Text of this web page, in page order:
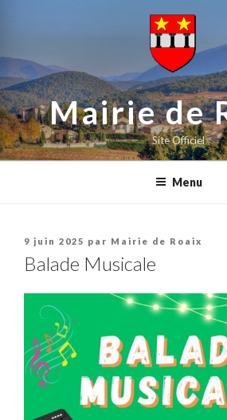
principal
Mairie de
Site Officiel
Menu
Publié
9 juin 2025 par Mairie de Roaix
Balade Musicale